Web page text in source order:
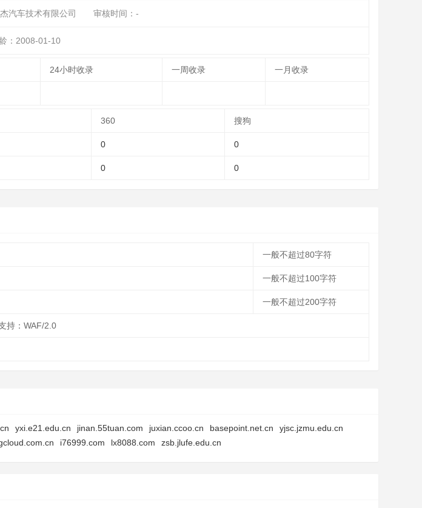
汽车技术有限公司 审核时间： -
：2008-01-10
24小时收录 一周收录 一月收录
360 搜狗
0 0
0 0
一般不超过80字符
一般不超过100字符
一般不超过200字符
持：WAF/2.0
yxi.e21.edu.cn jinan.55tuan.com juxian.ccoo.cn basepoint.net.cn
yjsc.jzmu.edu.cn
i76999.com lx8088.com zsb.jlufe.edu.cn